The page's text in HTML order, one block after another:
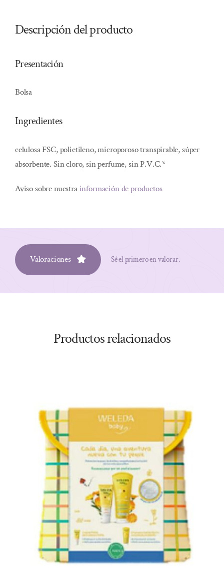
Descripción del producto
Presentación
Bolsa
Ingredientes
celulosa FSC, polietileno, microporoso transpirable, súper
absorbente. Sin cloro, sin perfume, sin P.V.C.*
Aviso sobre nuestrainformación de productos
Valoraciones Sé el primero en valorar.
Productos relacionados